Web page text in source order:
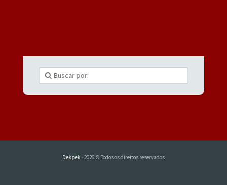
Dekpek · 2026 © Todos os direitos reservados